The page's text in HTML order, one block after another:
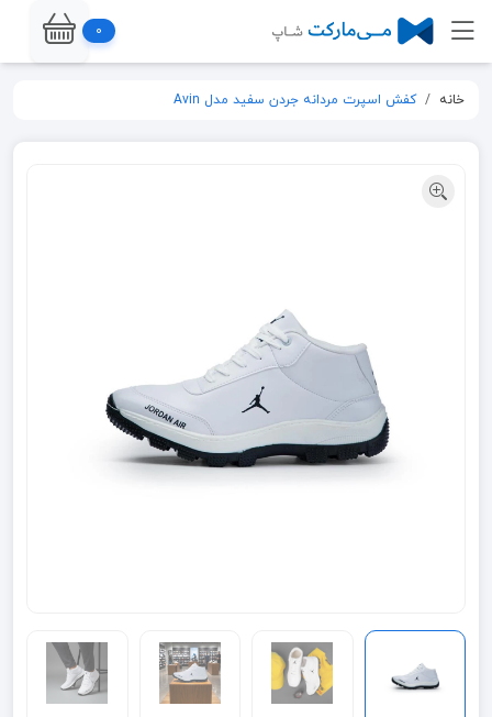
0
خانه کفش اسپرت مردانه جردن سفید مدل Avin